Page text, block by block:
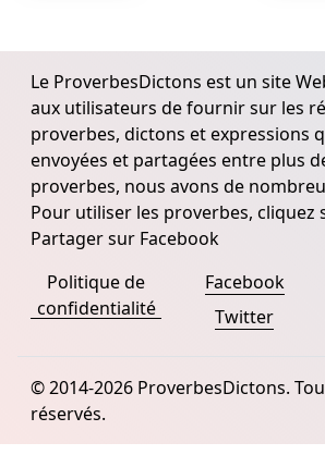
Le ProverbesDictons est un site
aux utilisateurs de fournir sur les
proverbes, dictons et expressions
envoyées et partagées entre plus
proverbes, nous avons de
Pour utiliser les proverbes, cliquez
Partager sur Facebook
Politique de
confidentialité
Facebook
Twitter
© 2014-2026 ProverbesDictons.
réservés.